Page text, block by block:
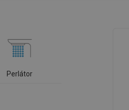
Perlátor